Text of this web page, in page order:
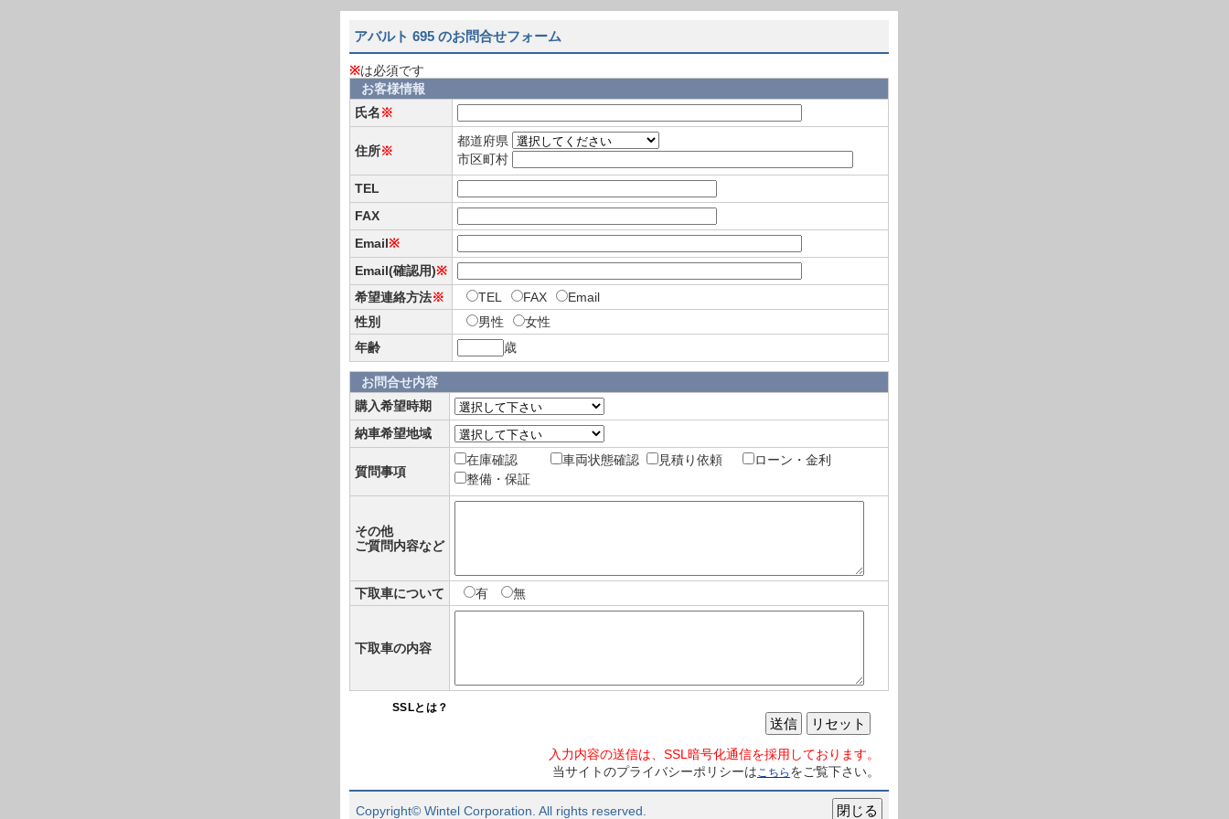
アバルト 695 のお問合せフォーム
※は必須です
お客様情報
氏名※
住所※
都道府県
市区町村
TEL
FAX
Email※
Email(確認用)※
希望連絡方法※ TEL FAX
Email
性別
男性
女性
年齢
歳
お問合せ内容
購入希望時期
納車希望地域
質問事項
在庫確認 車両状態確認 見積り依頼
ローン・金利
整備・保証
その他
ご質問内容など
下取車について 有 無
下取車の内容
SSLとは？
リセット
送信
入力内容の送信は、SSL暗号化通信を採用しております。
当サイトのプライバシーポリシーはこちら をご覧下さい。
Copyright© Wintel Corporation. All rights reserved.